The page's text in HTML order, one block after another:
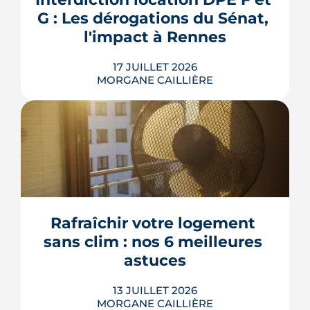
LIRE L'ARTICLE
G : Les dérogations du Sénat,
l'impact à Rennes
17 JUILLET 2026
MORGANE CAILLIÈRE
Le 8 juillet 2026, le Sénat a voté cinq
dérogations à l'interdiction de location
des logements classés F et G, dont la
possibilité de louer en signant un
doit encore être adopté par l'Assemblée
nationale, qui l'examinera à la rentrée. À
Rennes Mét...
LIRE L'ARTICLE
Rafraîchir votre logement
sans clim : nos 6 meilleures
astuces
13 JUILLET 2026
MORGANE CAILLIÈRE